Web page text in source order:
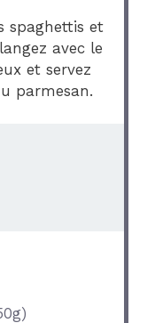
spaghettis et
avec le
et servez
parmesan.